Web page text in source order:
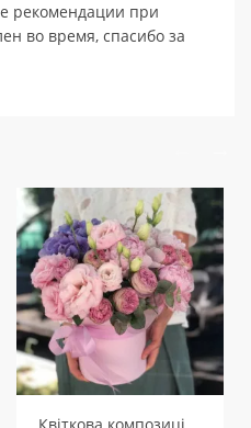
рекомендации при
во время, спасибо за